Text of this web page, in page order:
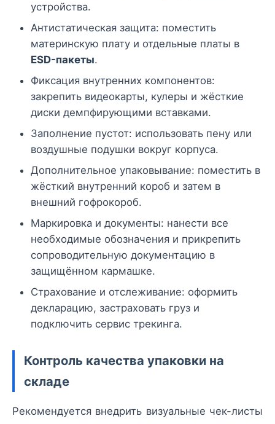
устройства.
Антистатическая защита: поместить
материнскую плату и отдельные платы в
ESD-пакеты.
Фиксация внутренних компонентов:
закрепить видеокарты, кулеры и жёсткие
диски демпфирующими вставками.
Заполнение пустот: использовать пену или
воздушные подушки вокруг корпуса.
Дополнительное упаковывание: поместить в
жёсткий внутренний короб и затем в
внешний гофрокороб.
Маркировка и документы: нанести все
необходимые обозначения и прикрепить
сопроводительную документацию в
защищённом кармашке.
Страхование и отслеживание: оформить
декларацию, застраховать груз и
подключить сервис трекинга.
Контроль качества упаковки на
складе
Рекомендуется внедрить визуальные чек-листы